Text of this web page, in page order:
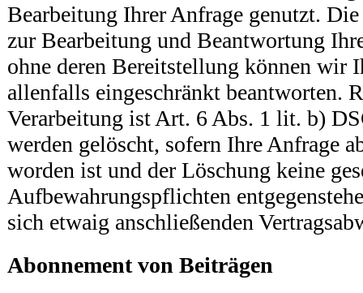
Bearbeitung Ihrer Anfrage genutzt.
zur Bearbeitung und Beantwortung
ohne deren Bereitstellung können wir
allenfalls eingeschränkt beantworten.
Verarbeitung ist Art. 6 Abs. 1 lit. b)
werden gelöscht, sofern Ihre Anfrage
worden ist und der Löschung keine
Aufbewahrungspflichten
sich etwaig anschließenden
Abonnement von Beiträgen